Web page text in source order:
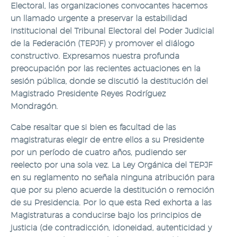
Electoral, las organizaciones convocantes hacemos
un llamado urgente a preservar la estabilidad
institucional del Tribunal Electoral del Poder Judicial
de la Federación (TEPJF) y promover el diálogo
constructivo. Expresamos nuestra profunda
preocupación por las recientes actuaciones en la
sesión pública, donde se discutió la destitución del
Magistrado Presidente Reyes Rodríguez
Mondragón.
Cabe resaltar que si bien es facultad de las
magistraturas elegir de entre ellos a su Presidente
por un período de cuatro años, pudiendo ser
reelecto por una sola vez. La Ley Orgánica del TEPJF
en su reglamento no señala ninguna atribución para
que por su pleno acuerde la destitución o remoción
de su Presidencia. Por lo que esta Red exhorta a las
Magistraturas a conducirse bajo los principios de
justicia (de contradicción, idoneidad, autenticidad y